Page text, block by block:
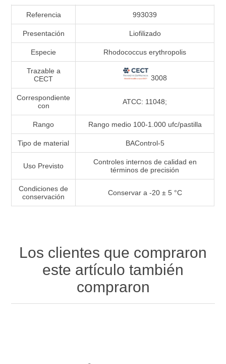
Referencia 993039
Presentación Liofilizado
Especie Rhodococcus erythropolis
Trazable a
CECT
3008
Correspondiente
con
ATCC: 11048;
Rango Rango medio 100-1.000 ufc/pastilla
Tipo de material BAControl-5
Uso Previsto
Controles internos de calidad en
términos de precisión
Condiciones de
conservación
Conservar a -20 ± 5 °C
Los clientes que compraron
este artículo también
compraron